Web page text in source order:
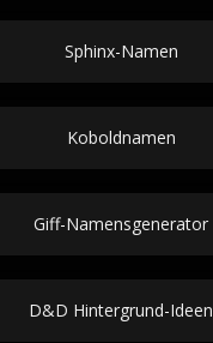
Sphinx-Namen
Koboldnamen
Giff-Namensgenerator
D&D Hintergrund-Ideen